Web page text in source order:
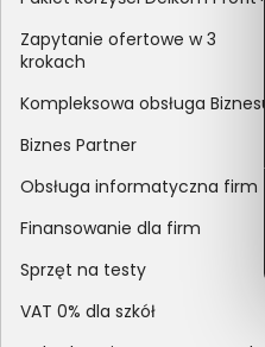
Zapytanie ofertowe w 3
krokach
Kompleksowa obsługa Biznesu
Biznes Partner
Obsługa informatyczna firm
Finansowanie dla firm
Sprzęt na testy
VAT 0% dla szkół